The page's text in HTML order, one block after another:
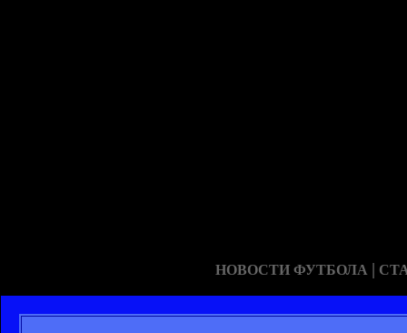
НОВОСТИ ФУТБОЛА |